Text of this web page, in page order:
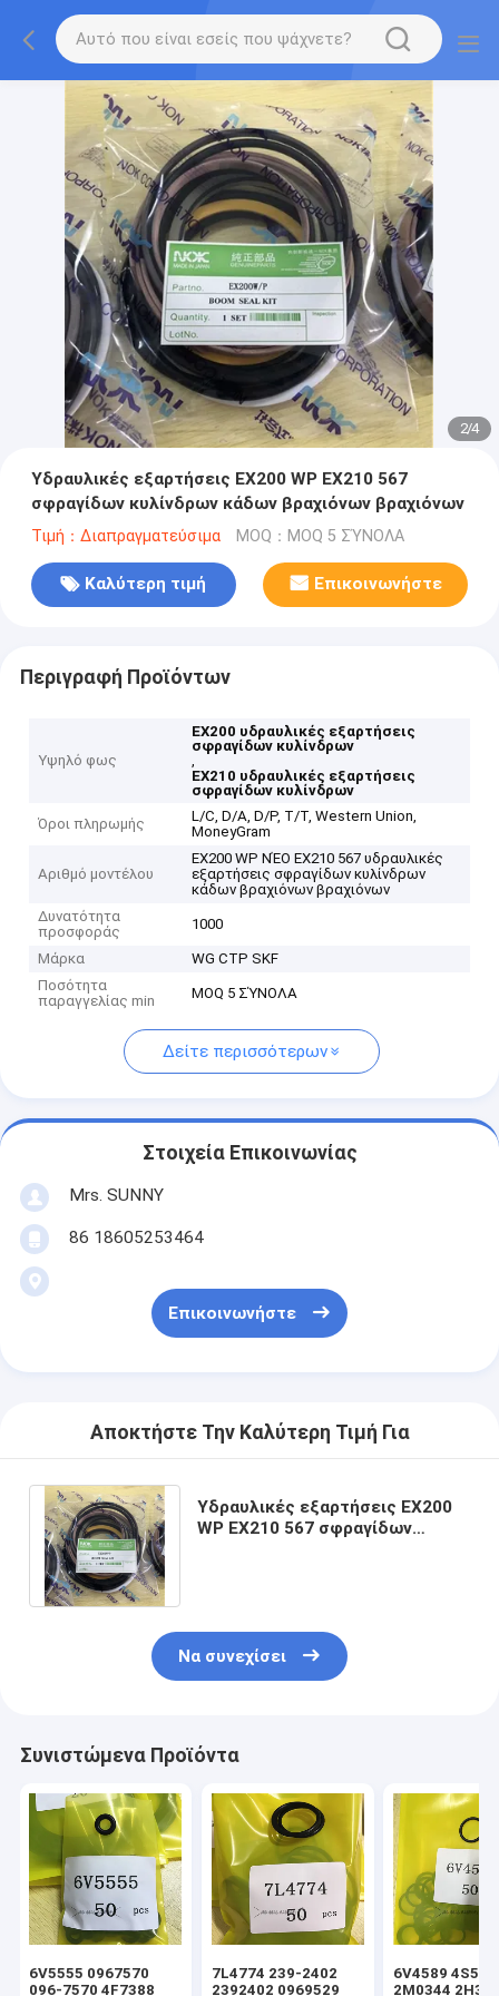
2/4
Υδραυλικές εξαρτήσεις EX200 WP EX210 567
σφραγίδων κυλίνδρων κάδων βραχιόνων βραχιόνων
Τιμή：Διαπραγματεύσιμα MOQ：MOQ 5 ΣΎΝΟΛΑ
Καλύτερη τιμή Επικοινωνήστε
Περιγραφή Προϊόντων
Υψηλό φως
EX200 υδραυλικές εξαρτήσεις
σφραγίδων κυλίνδρων
,
EX210 υδραυλικές εξαρτήσεις
σφραγίδων κυλίνδρων
Όροι πληρωμής
L/C, D/A, D/P, T/T, Western Union,
MoneyGram
Αριθμό μοντέλου
EX200 WP ΝΈΟ EX210 567 υδραυλικές
εξαρτήσεις σφραγίδων κυλίνδρων
κάδων βραχιόνων βραχιόνων
Δυνατότητα
προσφοράς
1000
Μάρκα
WG CTP SKF
Ποσότητα
παραγγελίας min
MOQ 5 ΣΎΝΟΛΑ
Δείτε περισσότερων
Στοιχεία Επικοινωνίας
Mrs. SUNNY
86 18605253464
Επικοινωνήστε
Αποκτήστε Την Καλύτερη Τιμή Για
Υδραυλικές εξαρτήσεις EX200
WP EX210 567 σφραγίδων
Να συνεχίσει
Συνιστώμενα Προϊόντα
6V5555 0967570
096-7570 4F7388
7L4774 239-2402
2392402 0969529
6V4589
2M0344